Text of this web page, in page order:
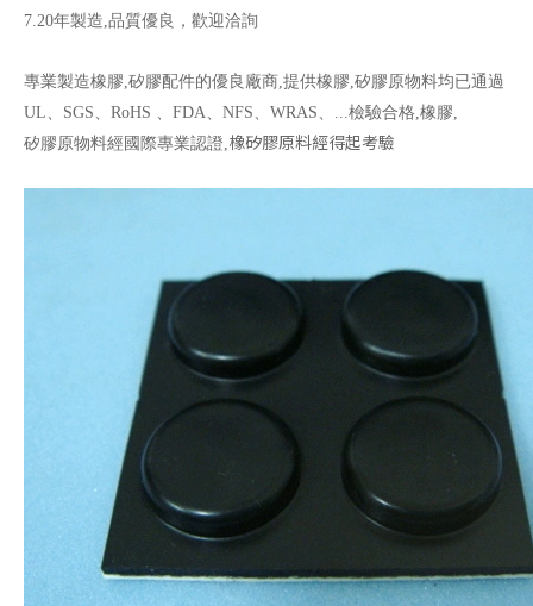
背膠腳墊系列
背膠腳墊
7.20年製造,品質優良，歡迎洽詢
專業製造橡膠,矽膠配件的優良廠商,提供橡膠,矽膠原物料均已通過
UL、SGS、RoHS 、FDA、NFS、WRAS、...檢驗合格,橡膠,
矽膠原物料經國際專業認證,橡矽膠原料經得起考驗